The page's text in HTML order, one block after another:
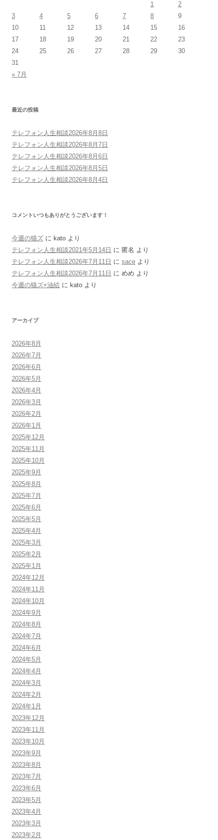
1
2
3
4 5 6 7 8
9
10
11 12 13 14 15
16
17
18 19 20 21 22
23
24
25 26 27 28 29
30
31
« 7月
最近の投稿
テレフォン人生相談2026年8月8日
テレフォン人生相談2026年8月7日
テレフォン人生相談2026年8月6日
テレフォン人生相談2026年8月5日
テレフォン人生相談2026年8月4日
コメントいつもありがとうございます！
今週の猫ズ に kato より
テレフォン人生相談2021年5月14日 に 匿名 より
テレフォン人生相談2026年7月11日 に sace より
テレフォン人生相談2026年7月11日 に めめ より
今週の猫ズ+油絵 に kato より
アーカイブ
2026年8月
2026年7月
2026年6月
2026年5月
2026年4月
2026年3月
2026年2月
2026年1月
2025年12月
2025年11月
2025年10月
2025年9月
2025年8月
2025年7月
2025年6月
2025年5月
2025年4月
2025年3月
2025年2月
2025年1月
2024年12月
2024年11月
2024年10月
2024年9月
2024年8月
2024年7月
2024年6月
2024年5月
2024年4月
2024年3月
2024年2月
2024年1月
2023年12月
2023年11月
2023年10月
2023年9月
2023年8月
2023年7月
2023年6月
2023年5月
2023年4月
2023年3月
2023年2月